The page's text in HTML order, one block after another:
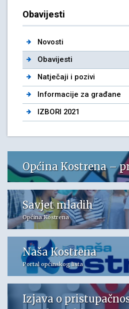
Obavijesti
Novosti
Obavijesti
Natječaji i pozivi
Informacije za građane
IZBORI 2021
Općina Kostrena –
Savjet mladih
Općina Kostrena
Naša Kostrena
Portal općinskog lista
Izjava o